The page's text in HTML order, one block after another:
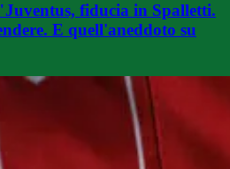
fiducia in Spalletti.
E quell'aneddoto su